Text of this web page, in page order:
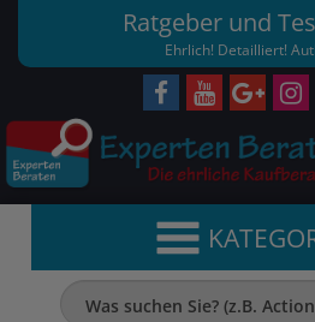
Ratgeber und
Ehrlich! Detailliert!